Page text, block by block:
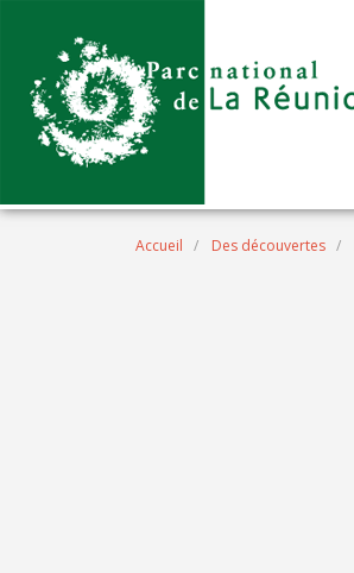
Fil d'Ariane
Accueil Des découvertes